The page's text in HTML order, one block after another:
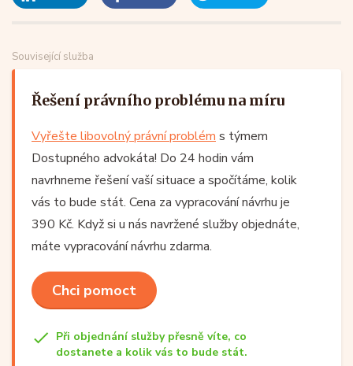
Související služba
Řešení právního problému na míru
Vyřešte libovolný právní problém s týmem
Dostupného advokáta! Do 24 hodin vám
navrhneme řešení vaší situace a spočítáme, kolik
vás to bude stát. Cena za vypracování návrhu je
390 Kč. Když si u nás navržené služby objednáte,
máte vypracování návrhu zdarma.
Chci pomoct
Při objednání služby přesně víte, co
dostanete a kolik vás to bude stát.